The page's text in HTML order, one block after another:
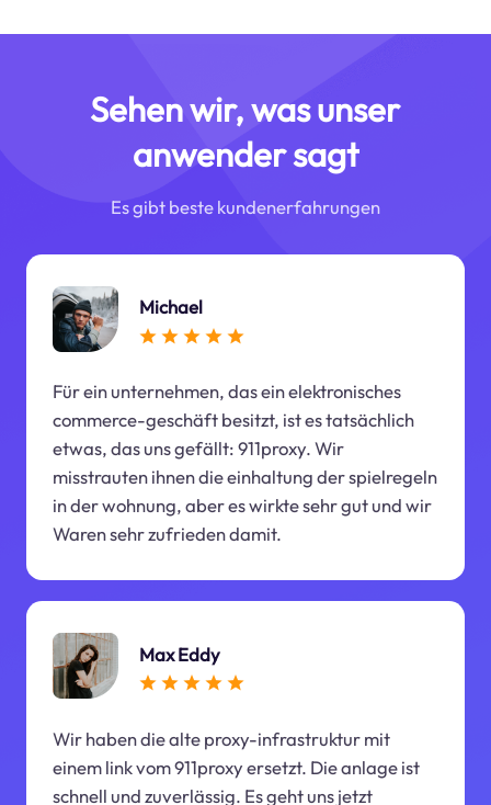
Sehen wir, was unser
anwender sagt
Es gibt beste kundenerfahrungen
Michael
Für ein unternehmen, das ein elektronisches
commerce-geschäft besitzt, ist es tatsächlich
etwas, das uns gefällt: 911proxy. Wir
misstrauten ihnen die einhaltung der spielregeln
in der wohnung, aber es wirkte sehr gut und wir
Waren sehr zufrieden damit.
Max Eddy
Wir haben die alte proxy-infrastruktur mit
einem link vom 911proxy ersetzt. Die anlage ist
schnell und zuverlässig. Es geht uns jetzt